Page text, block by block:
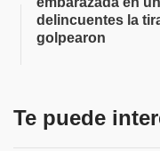
delincuentes la
golpearon
Te puede